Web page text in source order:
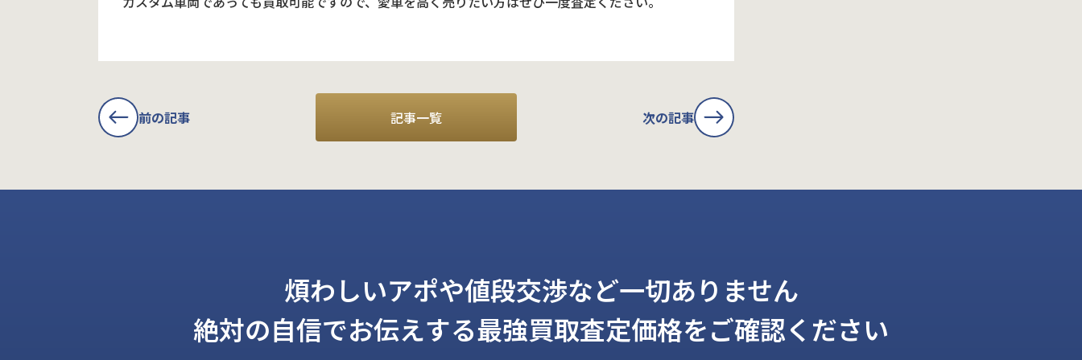
前の記事 記事一覧 次の記事
煩わしいアポや値段交渉など一切ありません
絶対の自信でお伝えする最強買取査定価格をご確認ください